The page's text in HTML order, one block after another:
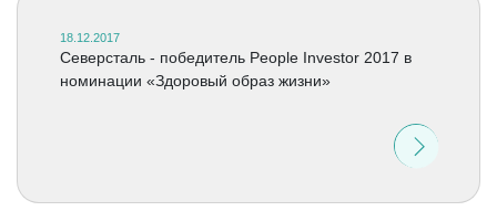
18.12.2017
Северсталь - победитель People Investor 2017 в
номинации «Здоровый образ жизни»